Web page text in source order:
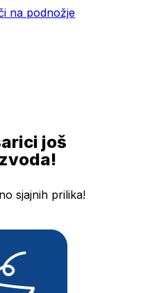
na podnožje
još
sjajnih prilika!